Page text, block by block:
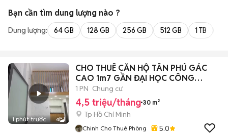
Bạn cần tìm dung lượng nào ?
Dung lượng: 64 GB 128 GB 256 GB 512 GB 1 TB
1 phút trước 4
CHO THUÊ CĂN HỘ TÂN PHÚ GÁC
CAO 1m7 GẦN ĐẠI HỌC CÔNG
THƯƠNG ( HUIT)
1 PN Chung cư
4,5 triệu/tháng 30 m²
Tp Hồ Chí Minh
Chinh Cho Thuê Phòng 5.0